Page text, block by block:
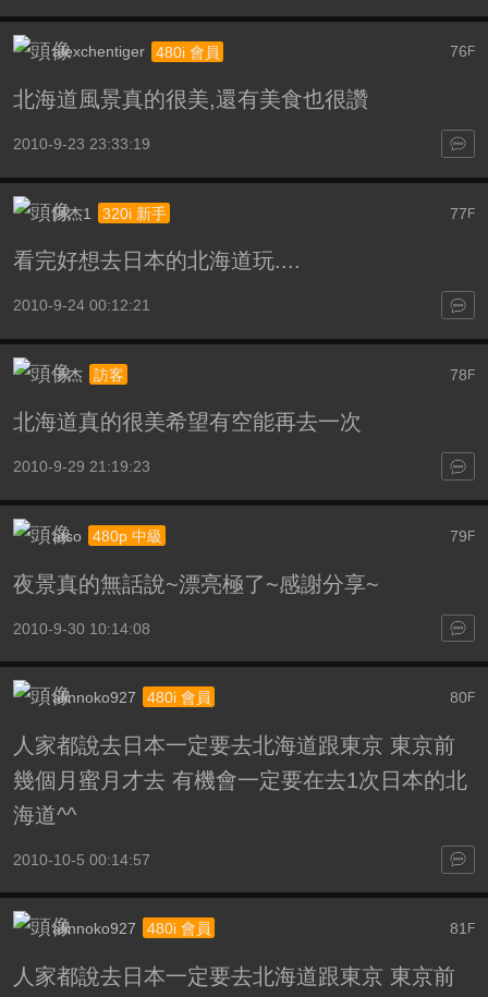
76 F
alexchentiger 480i 會員
北海道風景真的很美,還有美食也很讚
2010-9-23 23:33:19
77F
阿杰1 320i 新手
看完好想去日本的北海道玩....
2010-9-24 00:12:21
78F
子杰 訪客
北海道真的很美希望有空能再去一次
2010-9-29 21:19:23
79F
atso 480p 中級
夜景真的無話說~漂亮極了~感謝分享~
2010-9-30 10:14:08
80F
alinnoko927 480i 會員
人家都說去日本一定要去北海道跟東京 東京前
幾個月蜜月才去 有機會一定要在去1次日本的北
海道^^
2010-10-5 00:14:57
81 F
alinnoko927 480i 會員
人家都說去日本一定要去北海道跟東京 東京前